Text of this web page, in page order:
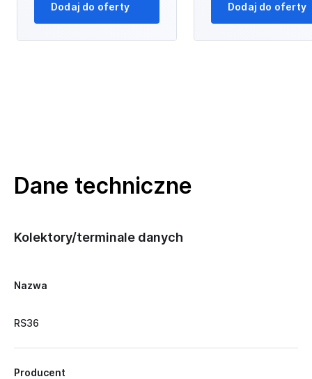
Dodaj do oferty Dodaj do oferty
Dane techniczne
Kolektory/terminale danych
Nazwa
RS36
Producent